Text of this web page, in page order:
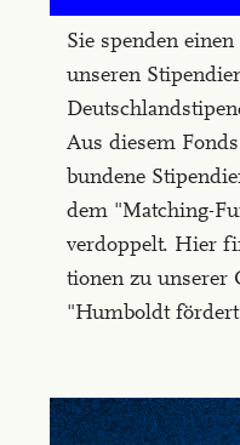
Sie spenden
unseren
Aus diesem
bundene
dem "Matching-
verdoppelt. Hier
tionen zu unserer
"Humboldt